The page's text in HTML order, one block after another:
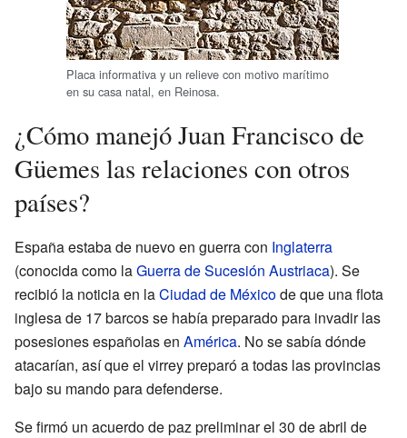
Placa informativa y un relieve con motivo marítimo
en su casa natal, en Reinosa.
¿Cómo manejó Juan Francisco de
Güemes las relaciones con otros
países?
España estaba de nuevo en guerra con Inglaterra
(conocida como laGuerra de Sucesión Austriaca). Se
recibió la noticia en laCiudad de Méxicode que una flota
inglesa de 17 barcos se había preparado para invadir las
posesiones españolas en América. No se sabía dónde
atacarían, así que el virrey preparó a todas las provincias
bajo su mando para defenderse.
Se firmó un acuerdo de paz preliminar el 30 de abril de